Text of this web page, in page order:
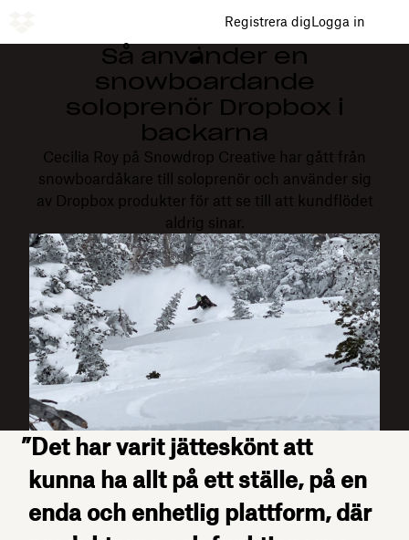
Registrera digLogga in
Så använder en
snowboardande
soloprenör Dropbox i
backarna
Cecilia Roy på Snowdrop Creative har gått från
snowboardåkare till soloprenör och använder sig
av Dropbox produkter för att se till att kundflödet
aldrig sinar.
”Det har varit jätteskönt att
kunna ha allt på ett ställe, på en
enda och enhetlig plattform, där